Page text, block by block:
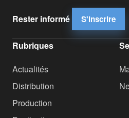
Rester informé S'inscrire
Rubriques
Actualités
Distribution
Production